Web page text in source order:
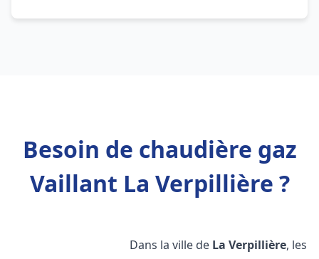
Besoin de chaudière gaz
Vaillant La Verpillière ?
Dans la ville de La Verpillière, les